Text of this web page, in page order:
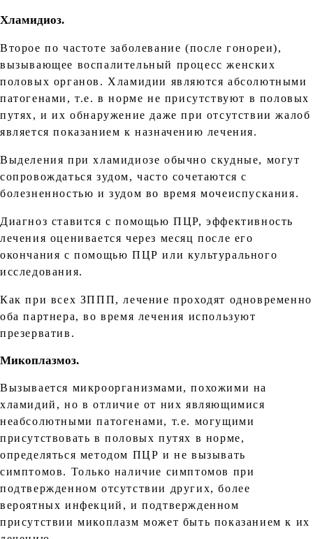
Хламидиоз.
Второе по частоте заболевание (после гонореи),
вызывающее воспалительный процесс женских
половых органов. Хламидии являются абсолютными
патогенами, т.е. в норме не присутствуют в половых
путях, и их обнаружение даже при отсутствии жалоб
является показанием к назначению лечения.
Выделения при хламидиозе обычно скудные, могут
сопровождаться зудом, часто сочетаются с
болезненностью и зудом во время мочеиспускания.
Диагноз ставится с помощью ПЦР, эффективность
лечения оценивается через месяц после его
окончания с помощью ПЦР или культурального
исследования.
Как при всех ЗППП, лечение проходят одновременно
оба партнера, во время лечения используют
презерватив.
Микоплазмоз.
Вызывается микроорганизмами, похожими на
хламидий, но в отличие от них являющимися
неабсолютными патогенами, т.е. могущими
присутствовать в половых путях в норме,
определяться методом ПЦР и не вызывать
симптомов. Только наличие симптомов при
подтвержденном отсутствии других, более
вероятных инфекций, и подтвержденном
присутствии микоплазм может быть показанием к их